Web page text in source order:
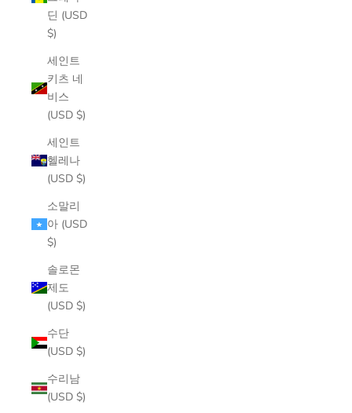
딘 (USD
$)
세인트
키츠 네
비스
(USD $)
세인트
헬레나
(USD $)
소말리
아 (USD
$)
솔로몬
제도
(USD $)
수단
(USD $)
수리남
(USD $)